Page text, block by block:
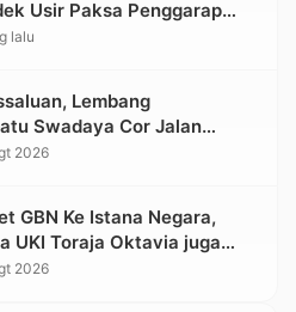
Usir Paksa Penggarap
Kawasan Hutan
lalu
Lembang
Swadaya Cor Jalan
2026
GBN Ke Istana Negara,
UKI Toraja Oktavia juga
Seni Mahasiswa
2026